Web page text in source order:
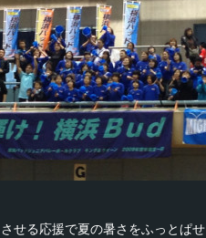
せる応援で夏の暑さをふっとぱせ